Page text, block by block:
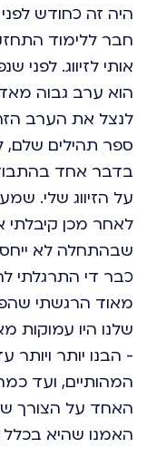
היה זה כחודש
חבר ללימוד
אותי לזיווג. לפני
הוא ערב גבוה
לנצל את הערב
ספר תהילים
בדבר אחד
על הזיווג שלי.
לאחר מכן קיבלתי
שבהתחלה לא
כבר די התרגלתי
מאוד הרגשתי
שלנו היו עמוקות
- הבנו יותר
המהותיים, ועד
האחד על הצורך
האמנו שהיא